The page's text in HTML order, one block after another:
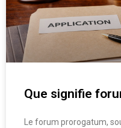
Que signifie
Le forum prorogatum,